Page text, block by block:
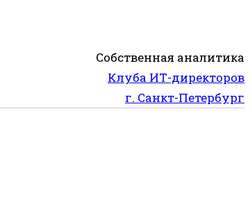
Собственная аналитика
Клуба ИТ-директоров
г. Санкт-Петербург